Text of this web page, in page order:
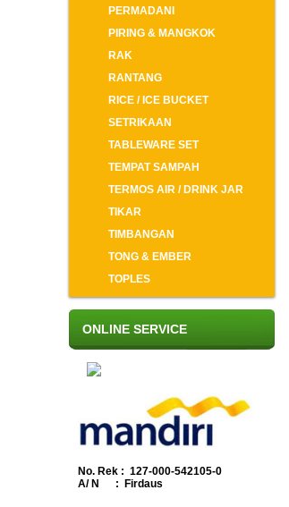
PERMADANI
PIRING & MANGKOK
RAK
RANTANG
RICE / ICE BUCKET
SETRIKAAN
TABLEWARE SET
TEMPAT SAMPAH
TERMOS AIR / DRINK JAR
TIKAR
TIMBANGAN
TONG & EMBER
TOPLES
ONLINE SERVICE
No. Rek : 127-000-542105-0
A/ N : Firdaus